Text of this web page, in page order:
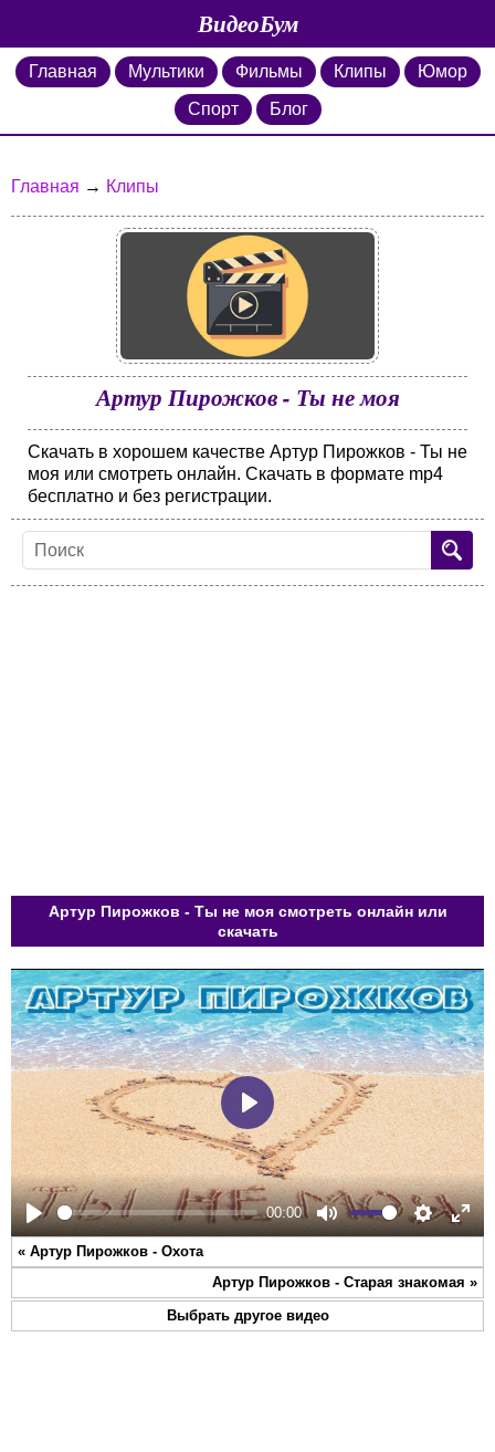
ВидеоБум
Главная Мультики Фильмы Клипы
Юмор
Спорт
Блог
Главная → Клипы
Артур Пирожков - Ты не моя
Скачать в хорошем качестве Артур Пирожков - Ты не
моя или смотреть онлайн. Скачать в формате mp4
бесплатно и без регистрации.
Артур Пирожков - Ты не моя смотреть онлайн или
скачать
Play
00:00
Mute Settings
Play
« Артур Пирожков - Охота
Артур Пирожков - Старая знакомая »
Выбрать другое видео